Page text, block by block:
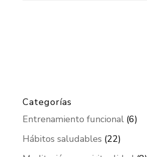
Categorías
Entrenamiento funcional(6)
Hábitos saludables (22)